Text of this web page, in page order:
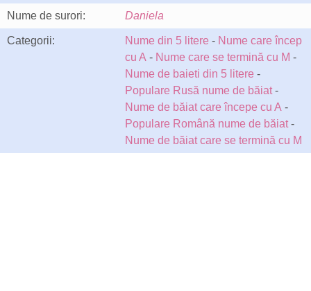
Nume de surori: Daniela
Categorii: Nume din 5 litere - Nume care încep
cu A - Nume care se termină cu M -
Nume de baieti din 5 litere -
Populare Rusă nume de băiat-
Nume de băiat care începe cu A -
Populare Română nume de băiat-
Nume de băiat care se termină cu M